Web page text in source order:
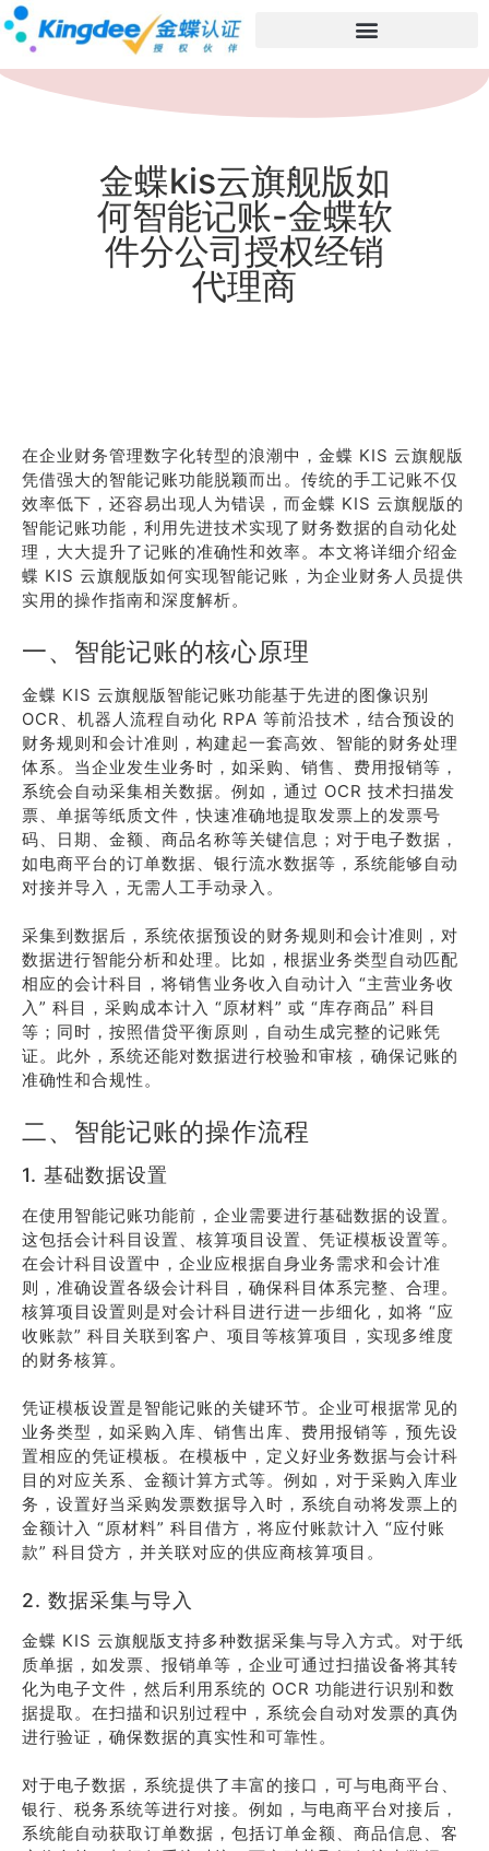
金蝶kis云旗舰版如
何智能记账-金蝶软
件分公司授权经销
代理商
在企业财务管理数字化转型的浪潮中，金蝶 KIS 云旗舰版
凭借强大的智能记账功能脱颖而出。传统的手工记账不仅
效率低下，还容易出现人为错误，而金蝶 KIS 云旗舰版的
智能记账功能，利用先进技术实现了财务数据的自动化处
理，大大提升了记账的准确性和效率。本文将详细介绍金
蝶 KIS 云旗舰版如何实现智能记账，为企业财务人员提供
实用的操作指南和深度解析。
一、智能记账的核心原理
金蝶 KIS 云旗舰版智能记账功能基于先进的图像识别
OCR、机器人流程自动化 RPA 等前沿技术，结合预设的
财务规则和会计准则，构建起一套高效、智能的财务处理
体系。当企业发生业务时，如采购、销售、费用报销等，
系统会自动采集相关数据。例如，通过 OCR 技术扫描发
票、单据等纸质文件，快速准确地提取发票上的发票号
码、日期、金额、商品名称等关键信息；对于电子数据，
如电商平台的订单数据、银行流水数据等，系统能够自动
对接并导入，无需人工手动录入。
采集到数据后，系统依据预设的财务规则和会计准则，对
数据进行智能分析和处理。比如，根据业务类型自动匹配
相应的会计科目，将销售业务收入自动计入 “主营业务收
入” 科目，采购成本计入 “原材料” 或 “库存商品” 科目
等；同时，按照借贷平衡原则，自动生成完整的记账凭
证。此外，系统还能对数据进行校验和审核，确保记账的
准确性和合规性。
二、智能记账的操作流程
1. 基础数据设置
在使用智能记账功能前，企业需要进行基础数据的设置。
这包括会计科目设置、核算项目设置、凭证模板设置等。
在会计科目设置中，企业应根据自身业务需求和会计准
则，准确设置各级会计科目，确保科目体系完整、合理。
核算项目设置则是对会计科目进行进一步细化，如将 “应
收账款” 科目关联到客户、项目等核算项目，实现多维度
的财务核算。
凭证模板设置是智能记账的关键环节。企业可根据常见的
业务类型，如采购入库、销售出库、费用报销等，预先设
置相应的凭证模板。在模板中，定义好业务数据与会计科
目的对应关系、金额计算方式等。例如，对于采购入库业
务，设置好当采购发票数据导入时，系统自动将发票上的
金额计入 “原材料” 科目借方，将应付账款计入 “应付账
款” 科目贷方，并关联对应的供应商核算项目。
2. 数据采集与导入
金蝶 KIS 云旗舰版支持多种数据采集与导入方式。对于纸
质单据，如发票、报销单等，企业可通过扫描设备将其转
化为电子文件，然后利用系统的 OCR 功能进行识别和数
据提取。在扫描和识别过程中，系统会自动对发票的真伪
进行验证，确保数据的真实性和可靠性。
对于电子数据，系统提供了丰富的接口，可与电商平台、
银行、税务系统等进行对接。例如，与电商平台对接后，
系统能自动获取订单数据，包括订单金额、商品信息、客